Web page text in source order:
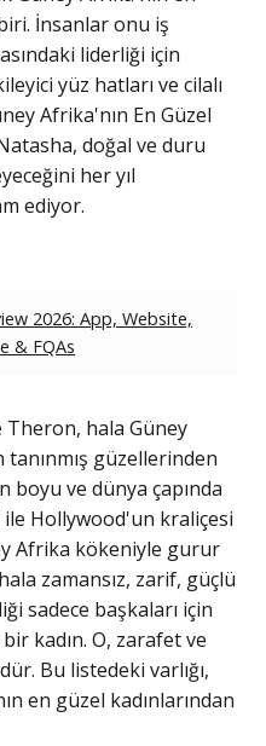
İnsanlar onu iş
liderliği için
yüz hatları ve cilalı
Afrika'nın En Güzel
doğal ve duru
her yıl
ediyor.
2026: App, Website,
& FQAs
hala Güney
tanınmış güzellerinden
ve dünya çapında
Hollywood'un kraliçesi
Afrika kökeniyle gurur
zamansız, zarif, güçlü
sadece başkaları için
kadın. O, zarafet ve
Bu listedeki varlığı,
en güzel kadınlarından